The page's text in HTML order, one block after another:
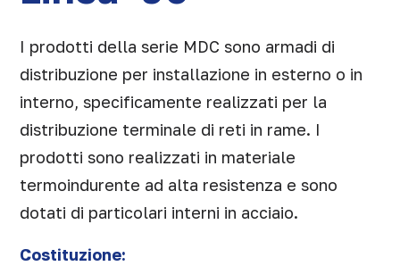
I prodotti della serie MDC sono armadi di
distribuzione per installazione in esterno o in
interno, specificamente realizzati per la
distribuzione terminale di reti in rame. I
prodotti sono realizzati in materiale
termoindurente ad alta resistenza e sono
dotati di particolari interni in acciaio.
Costituzione: